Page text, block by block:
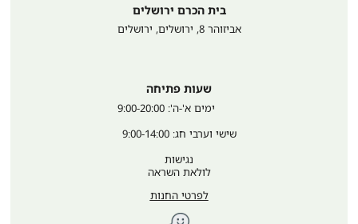
בית הכרם ירושלים
אביזוהר 8, ירושלים , ירושלים
שעות פתיחה
שישי וערבי חג: 9:00-14:00
נגישות
לולאת השראה
לפרטי החנות